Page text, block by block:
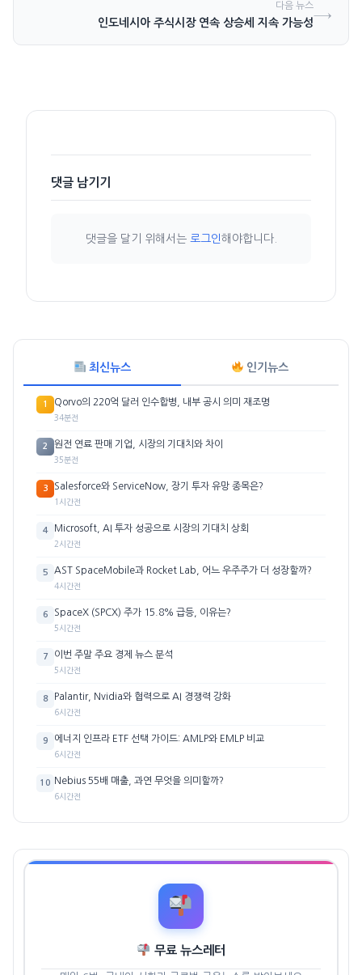
다음 뉴스
인도네시아 주식시장 연속 상승세 지속 가능성→
댓글 남기기
댓글을 달기 위해서는 로그인해야합니다.
최신뉴스 인기뉴스
1 Qorvo의 220억 달러 인수합병, 내부 공시 의미 재조명
34분전
2 원전 연료 판매 기업, 시장의 기대치와 차이
35분전
3 Salesforce와 ServiceNow, 장기 투자 유망 종목은?
1시간전
4 Microsoft, AI 투자 성공으로 시장의 기대치 상회
2시간전
5 AST SpaceMobile과 Rocket Lab, 어느 우주주가 더 성장할까?
4시간전
6 SpaceX (SPCX) 주가 15.8% 급등, 이유는?
5시간전
7 이번 주말 주요 경제 뉴스 분석
5시간전
8 Palantir, Nvidia와 협력으로 AI 경쟁력 강화
6시간전
9 에너지 인프라 ETF 선택 가이드: AMLP와 EMLP 비교
6시간전
10 Nebius 55배 매출, 과연 무엇을 의미할까?
6시간전
무료 뉴스레터